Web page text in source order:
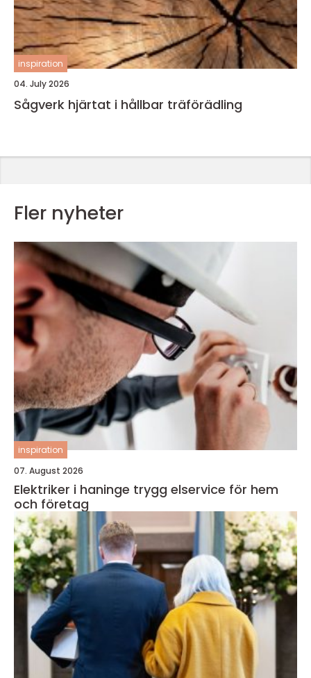
inspiration
04. July 2026
Sågverk hjärtat i hållbar träförädling
Fler nyheter
inspiration
07. August 2026
Elektriker i haninge trygg elservice för hem
och företag